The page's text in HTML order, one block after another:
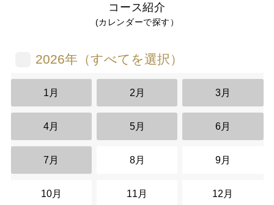
コース紹介
(カレンダーで探す）
2026年（すべてを選択）
1月 2月 3月
4月 5月 6月
7月 8月 9月
10月 11月 12月